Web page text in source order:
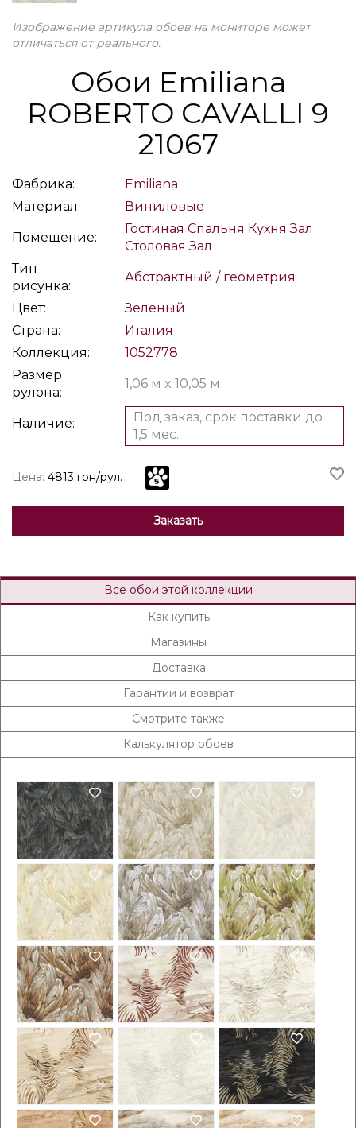
Изображение артикула обоев на мониторе может
отличаться от реального.
Обои Emiliana
ROBERTO CAVALLI 9
21067
Фабрика:
Emiliana
Материал:
Виниловые
Помещение:
Гостиная Спальня Кухня Зал
Столовая Зал
Тип
рисунка:
Абстрактный / геометрия
Цвет:
Зеленый
Страна:
Италия
Коллекция:
1052778
Размер
рулона:
1,06 м x 10,05 м
Наличие:
Под заказ, срок поставки до
1,5 мес.
Цена: 4813 грн/рул.
Заказать
Все обои этой коллекции
Как купить
Магазины
Доставка
Гарантии и возврат
Смотрите также
Калькулятор обоев